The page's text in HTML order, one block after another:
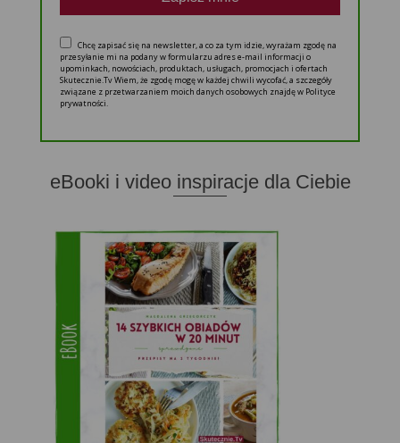
Chcę zapisać się na newsletter, a co za tym idzie, wyrażam zgodę na
przesyłanie mi na podany w formularzu adres e-mail informacji o
upominkach, nowościach, produktach, usługach, promocjach i ofertach
Skutecznie.Tv Wiem, że zgodę mogę w każdej chwili wycofać, a szczegóły
związane z przetwarzaniem moich danych osobowych znajdę w Polityce
prywatności.
eBooki i video inspiracje dla Ciebie